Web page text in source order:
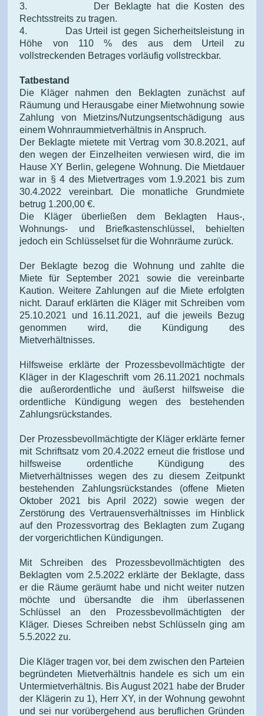
3. Der Beklagte hat die Kosten des
Rechtsstreits zu tragen.
4. Das Urteil ist gegen Sicherheitsleistung in
Höhe von 110 % des aus dem Urteil zu
vollstreckenden Betrages vorläufig vollstreckbar.
Tatbestand
Die Kläger nahmen den Beklagten zunächst auf
Räumung und Herausgabe einer Mietwohnung sowie
Zahlung von Mietzins/Nutzungsentschädigung aus
einem Wohnraummietverhältnis in Anspruch.
Der Beklagte mietete mit Vertrag vom 30.8.2021, auf
den wegen der Einzelheiten verwiesen wird, die im
Hause XY Berlin, gelegene Wohnung. Die Mietdauer
war in § 4 des Mietvertrages vom 1.9.2021 bis zum
30.4.2022 vereinbart. Die monatliche Grundmiete
betrug 1.200,00 €.
Die Kläger überließen dem Beklagten Haus-,
Wohnungs- und Briefkastenschlüssel, behielten
jedoch ein Schlüsselset für die Wohnräume zurück.
Der Beklagte bezog die Wohnung und zahlte die
Miete für September 2021 sowie die vereinbarte
Kaution. Weitere Zahlungen auf die Miete erfolgten
nicht. Darauf erklärten die Kläger mit Schreiben vom
25.10.2021 und 16.11.2021, auf die jeweils Bezug
genommen wird, die Kündigung des
Mietverhältnisses.
Hilfsweise erklärte der Prozessbevollmächtigte der
Kläger in der Klageschrift vom 26.11.2021 nochmals
die außerordentliche und äußerst hilfsweise die
ordentliche Kündigung wegen des bestehenden
Zahlungsrückstandes.
Der Prozessbevollmächtigte der Kläger erklärte ferner
mit Schriftsatz vom 20.4.2022 erneut die fristlose und
hilfsweise ordentliche Kündigung des
Mietverhältnisses wegen des zu diesem Zeitpunkt
bestehenden Zahlungsrückstandes (offene Mieten
Oktober 2021 bis April 2022) sowie wegen der
Zerstörung des Vertrauensverhältnisses im Hinblick
auf den Prozessvortrag des Beklagten zum Zugang
der vorgerichtlichen Kündigungen.
Mit Schreiben des Prozessbevollmächtigten des
Beklagten vom 2.5.2022 erklärte der Beklagte, dass
er die Räume geräumt habe und nicht weiter nutzen
möchte und übersandte die ihm überlassenen
Schlüssel an den Prozessbevollmächtigten der
Kläger. Dieses Schreiben nebst Schlüsseln ging am
5.5.2022 zu.
Die Kläger tragen vor, bei dem zwischen den Parteien
begründeten Mietverhältnis handele es sich um ein
Untermietverhältnis. Bis August 2021 habe der Bruder
der Klägerin zu 1), Herr XY, in der Wohnung gewohnt
und sei nur vorübergehend aus beruflichen Gründen